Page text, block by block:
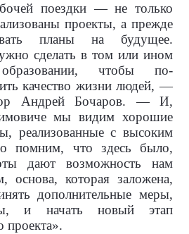
поездки — не только
проекты, а прежде
планы на будущее.
сделать в том или ином
чтобы по-
качество жизни людей, —
Андрей Бочаров. — И,
мы видим хорошие
реализованные с высоким
помним, что здесь было,
дают возможность нам
основа, которая заложена,
дополнительные меры,
и начать новый этап
проекта».